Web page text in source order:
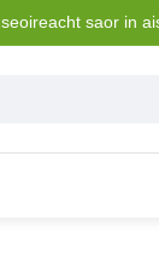
saor in